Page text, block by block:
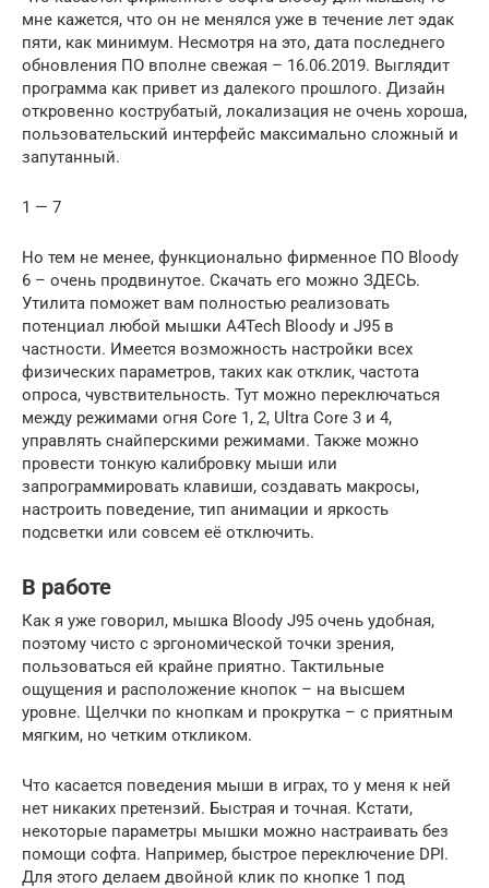
мне кажется, что он не менялся уже в течение лет эдак
пяти, как минимум. Несмотря на это, дата последнего
обновления ПО вполне свежая – 16.06.2019. Выглядит
программа как привет из далекого прошлого. Дизайн
откровенно кострубатый, локализация не очень хороша,
пользовательский интерфейс максимально сложный и
запутанный.
1 — 7
Но тем не менее, функционально фирменное ПО Bloody
6 – очень продвинутое. Скачать его можно ЗДЕСЬ.
Утилита поможет вам полностью реализовать
потенциал любой мышки A4Tech Bloody и J95 в
частности. Имеется возможность настройки всех
физических параметров, таких как отклик, частота
опроса, чувствительность. Тут можно переключаться
между режимами огня Core 1, 2, Ultra Core 3 и 4,
управлять снайперскими режимами. Также можно
провести тонкую калибровку мыши или
запрограммировать клавиши, создавать макросы,
настроить поведение, тип анимации и яркость
подсветки или совсем её отключить.
В работе
Как я уже говорил, мышка Bloody J95 очень удобная,
поэтому чисто с эргономической точки зрения,
пользоваться ей крайне приятно. Тактильные
ощущения и расположение кнопок – на высшем
уровне. Щелчки по кнопкам и прокрутка – с приятным
мягким, но четким откликом.
Что касается поведения мыши в играх, то у меня к ней
нет никаких претензий. Быстрая и точная. Кстати,
некоторые параметры мышки можно настраивать без
помощи софта. Например, быстрое переключение DPI.
Для этого делаем двойной клик по кнопке 1 под